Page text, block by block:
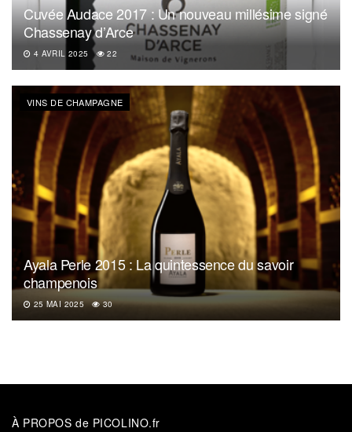
Cuvée Audace 2017 : Un nouveau millésime signé
Chassenay d’Arce
4 AVRIL 2025 22
VINS DE CHAMPAGNE
Ayala Perle 2015 : La quintessence du savoir
champenois
25 MAI 2025 30
À PROPOS de PICOLINO.fr